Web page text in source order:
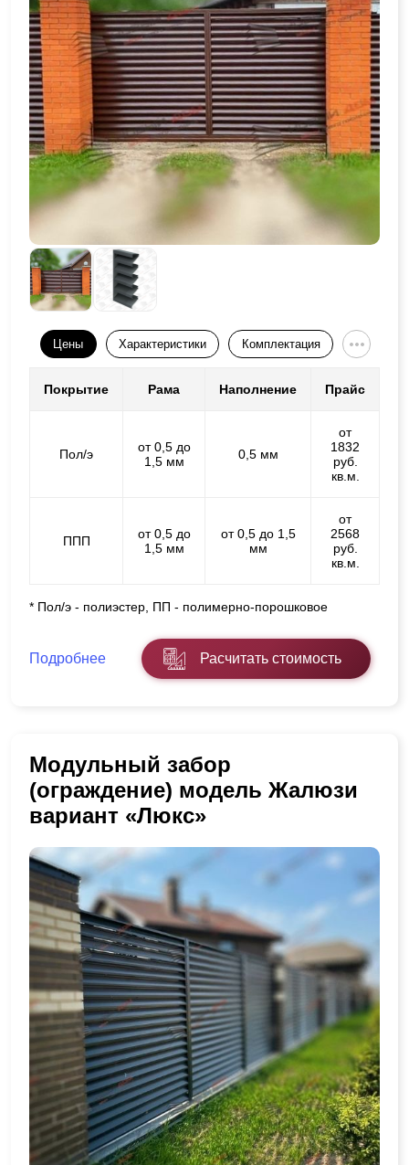
Цены Характеристики Комплектация
Покрытие Рама Наполнение Прайс
Пол/э
от 0,5 до
1,5 мм
0,5 мм
от
1832
руб.
кв.м.
ППП
от 0,5 до
1,5 мм
от 0,5 до 1,5
мм
от
2568
руб.
кв.м.
* Пол/э - полиэстер, ПП - полимерно-порошковое
Подробнее Расчитать стоимость
Модульный забор
(ограждение) модель Жалюзи
вариант «Люкс»